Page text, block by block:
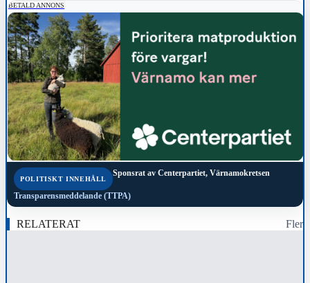
BETALD ANNONS
POLITISKT INNEHÅLL
Sponsrat av Centerpartiet, Värnamokretsen
Transparensmeddelande (TTPA)
RELATERAT Fler